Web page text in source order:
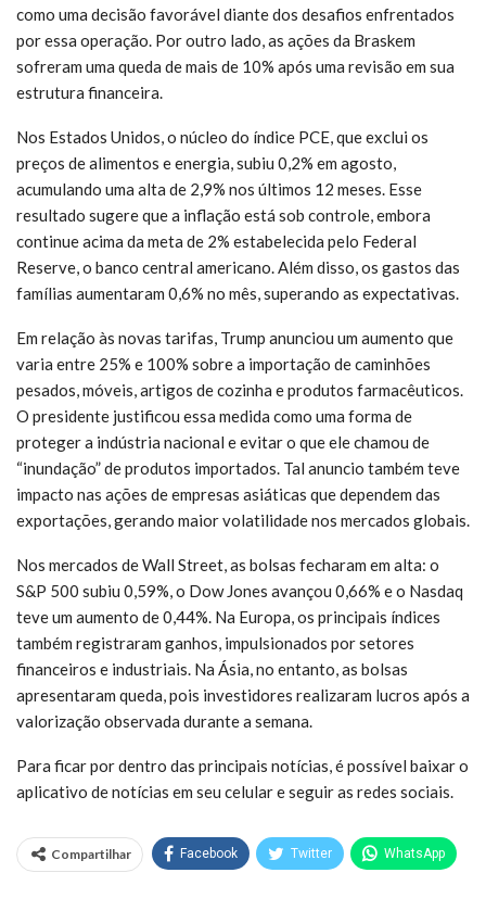
como uma decisão favorável diante dos desafios enfrentados
por essa operação. Por outro lado, as ações da Braskem
sofreram uma queda de mais de 10% após uma revisão em sua
estrutura financeira.
Nos Estados Unidos, o núcleo do índice PCE, que exclui os
preços de alimentos e energia, subiu 0,2% em agosto,
acumulando uma alta de 2,9% nos últimos 12 meses. Esse
resultado sugere que a inflação está sob controle, embora
continue acima da meta de 2% estabelecida pelo Federal
Reserve, o banco central americano. Além disso, os gastos das
famílias aumentaram 0,6% no mês, superando as expectativas.
Em relação às novas tarifas, Trump anunciou um aumento que
varia entre 25% e 100% sobre a importação de caminhões
pesados, móveis, artigos de cozinha e produtos farmacêuticos.
O presidente justificou essa medida como uma forma de
proteger a indústria nacional e evitar o que ele chamou de
“inundação” de produtos importados. Tal anuncio também teve
impacto nas ações de empresas asiáticas que dependem das
exportações, gerando maior volatilidade nos mercados globais.
Nos mercados de Wall Street, as bolsas fecharam em alta: o
S&P 500 subiu 0,59%, o Dow Jones avançou 0,66% e o Nasdaq
teve um aumento de 0,44%. Na Europa, os principais índices
também registraram ganhos, impulsionados por setores
financeiros e industriais. Na Ásia, no entanto, as bolsas
apresentaram queda, pois investidores realizaram lucros após a
valorização observada durante a semana.
Para ficar por dentro das principais notícias, é possível baixar o
aplicativo de notícias em seu celular e seguir as redes sociais.
Compartilhar Facebook Twitter WhatsApp